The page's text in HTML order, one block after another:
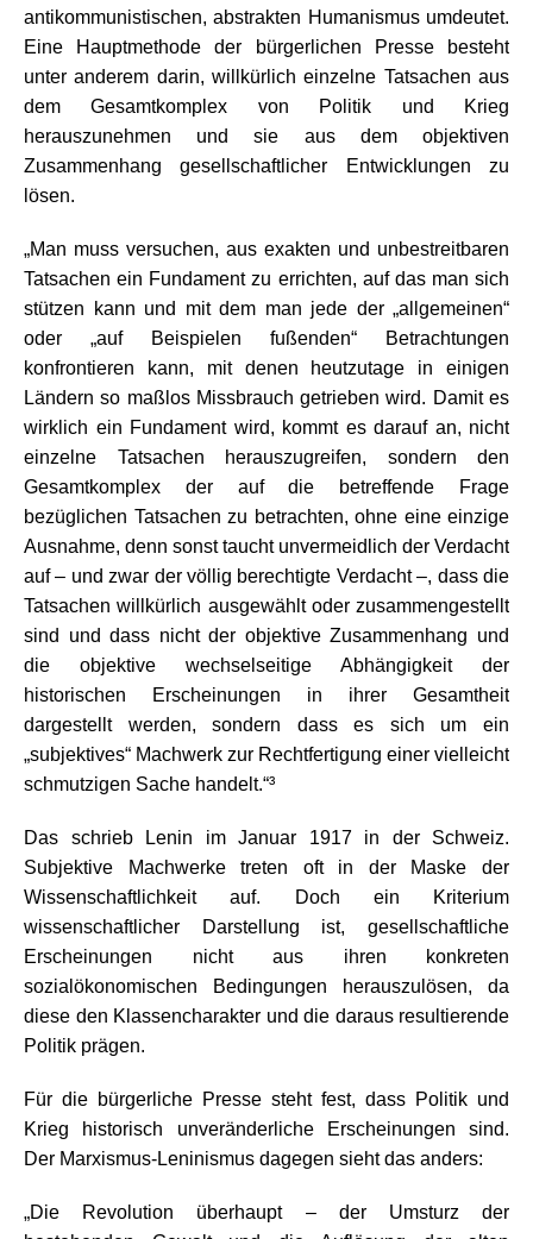
antikommunistischen, abstrakten Humanismus umdeutet.
Eine Hauptmethode der bürgerlichen Presse besteht
unter anderem darin, willkürlich einzelne Tatsachen aus
dem Gesamtkomplex von Politik und Krieg
herauszunehmen und sie aus dem objektiven
Zusammenhang gesellschaftlicher Entwicklungen zu
lösen.
„Man muss versuchen, aus exakten und unbestreitbaren
Tatsachen ein Fundament zu errichten, auf das man sich
stützen kann und mit dem man jede der „allgemeinen“
oder „auf Beispielen fußenden“ Betrachtungen
konfrontieren kann, mit denen heutzutage in einigen
Ländern so maßlos Missbrauch getrieben wird. Damit es
wirklich ein Fundament wird, kommt es darauf an, nicht
einzelne Tatsachen herauszugreifen, sondern den
Gesamtkomplex der auf die betreffende Frage
bezüglichen Tatsachen zu betrachten, ohne eine einzige
Ausnahme, denn sonst taucht unvermeidlich der Verdacht
auf – und zwar der völlig berechtigte Verdacht –, dass die
Tatsachen willkürlich ausgewählt oder zusammengestellt
sind und dass nicht der objektive Zusammenhang und
die objektive wechselseitige Abhängigkeit der
historischen Erscheinungen in ihrer Gesamtheit
dargestellt werden, sondern dass es sich um ein
„subjektives“ Machwerk zur Rechtfertigung einer vielleicht
schmutzigen Sache handelt.“³
Das schrieb Lenin im Januar 1917 in der Schweiz.
Subjektive Machwerke treten oft in der Maske der
Wissenschaftlichkeit auf. Doch ein Kriterium
wissenschaftlicher Darstellung ist, gesellschaftliche
Erscheinungen nicht aus ihren konkreten
sozialökonomischen Bedingungen herauszulösen, da
diese den Klassencharakter und die daraus resultierende
Politik prägen.
Für die bürgerliche Presse steht fest, dass Politik und
Krieg historisch unveränderliche Erscheinungen sind.
Der Marxismus-Leninismus dagegen sieht das anders:
„Die Revolution überhaupt – der Umsturz der